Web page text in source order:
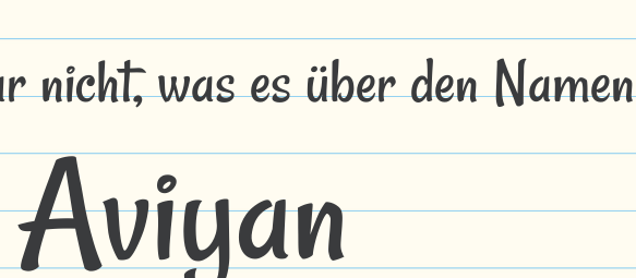
nicht, was es über den Namen
Aviyan